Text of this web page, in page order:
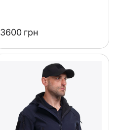
‍3600‍ грн